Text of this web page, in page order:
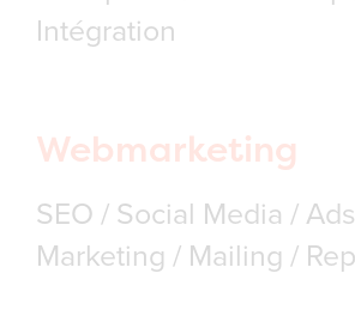
Intégration
Webmarketing
SEO / Social Media /
Marketing / Mailing /